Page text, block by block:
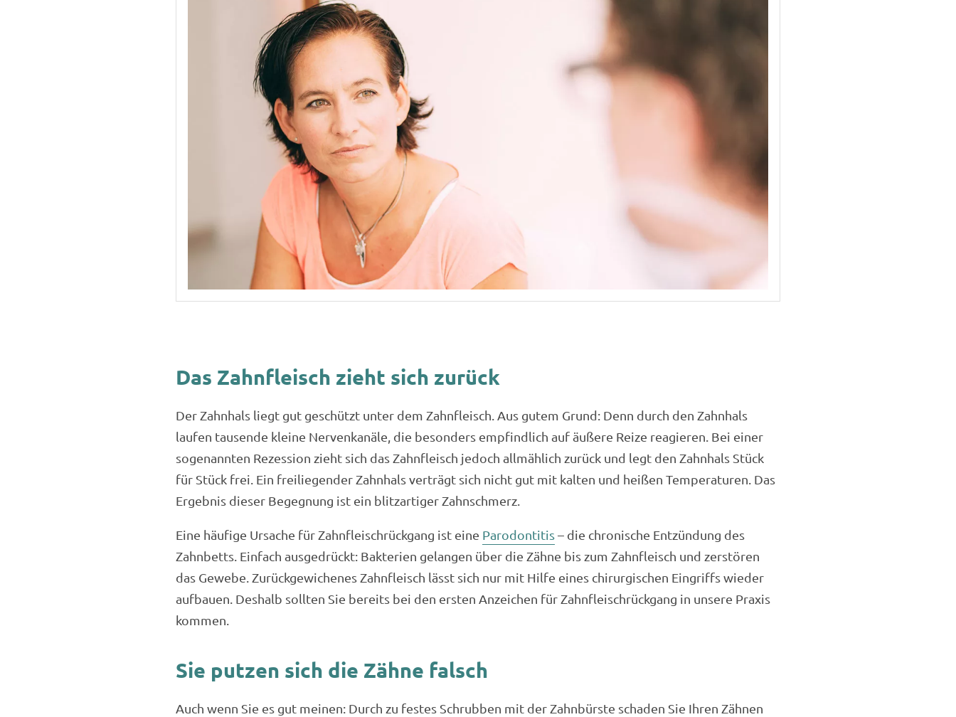
Beantwortung meiner Anfrage benutzt. Mit dem Absenden des Kontaktformulars erkläre ich mich mit der Verarbeitung
Das Zahnfleisch zieht sich zurück
Der Zahnhals liegt gut geschützt unter dem Zahnfleisch. Aus gutem Grund: Denn durch den Zahnhals
laufen tausende kleine Nervenkanäle, die besonders empfindlich auf äußere Reize reagieren. Bei einer
sogenannten Rezession zieht sich das Zahnfleisch jedoch allmählich zurück und legt den Zahnhals Stück
für Stück frei. Ein freiliegender Zahnhals verträgt sich nicht gut mit kalten und heißen Temperaturen. Das
Ergebnis dieser Begegnung ist ein blitzartiger Zahnschmerz.
Eine häufige Ursache für Zahnfleischrückgang ist eine Parodontitis – die chronische Entzündung des
Zahnbetts. Einfach ausgedrückt: Bakterien gelangen über die Zähne bis zum Zahnfleisch und zerstören
das Gewebe. Zurückgewichenes Zahnfleisch lässt sich nur mit Hilfe eines chirurgischen Eingriffs wieder
aufbauen. Deshalb sollten Sie bereits bei den ersten Anzeichen für Zahnfleischrückgang in unsere Praxis
kommen.
Sie putzen sich die Zähne falsch
Auch wenn Sie es gut meinen: Durch zu festes Schrubben mit der Zahnbürste schaden Sie Ihren Zähnen